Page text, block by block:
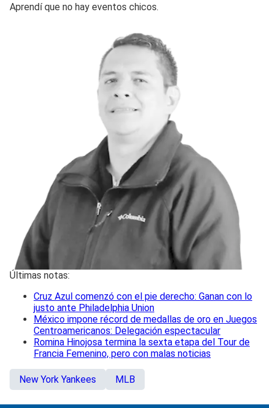
Aprendí que no hay eventos chicos.
Últimas notas:
Cruz Azul comenzó con el pie derecho: Ganan con lo
justo ante Philadelphia Union
México impone récord de medallas de oro en Juegos
Centroamericanos: Delegación espectacular
Romina Hinojosa termina la sexta etapa del Tour de
Francia Femenino, pero con malas noticias
New York Yankees MLB